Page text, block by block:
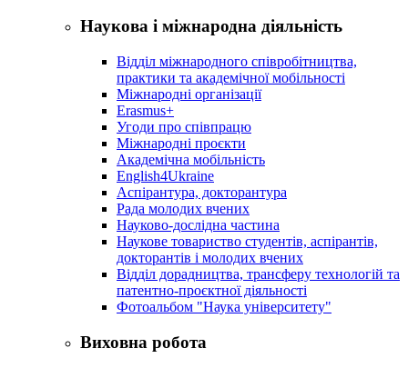
Наукова і міжнародна діяльність
Відділ міжнародного співробітництва,
практики та академічної мобільності
Міжнародні організації
Erasmus+
Угоди про співпрацю
Міжнародні проєкти
Академічна мобільність
English4Ukraine
Аспірантура, докторантура
Рада молодих вчених
Науково-дослідна частина
Наукове товариство студентів, аспірантів,
докторантів і молодих вчених
Відділ дорадництва, трансферу технологій та
патентно-проєктної діяльності
Фотоальбом "Наука університету"
Виховна робота